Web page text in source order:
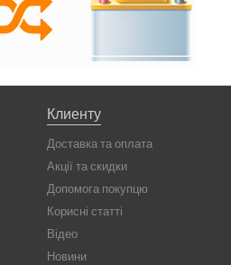
Клиенту
Доставка та оплата
Акції та скидки
Допомога покупцю
Корисні статті
Відео
Новини